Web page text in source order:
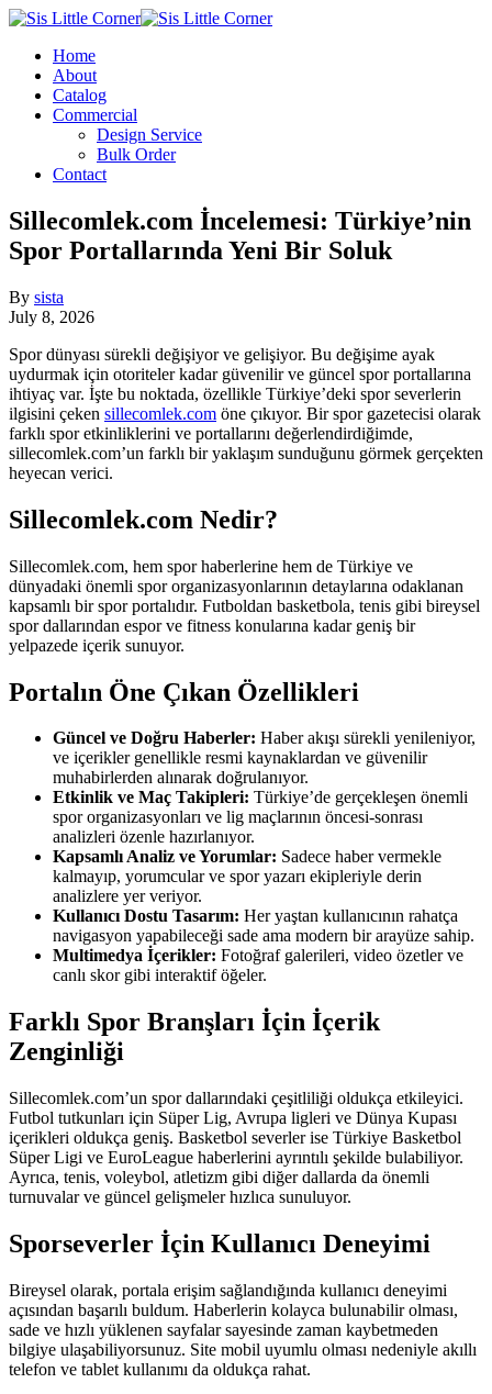
Home
About
Catalog
Commercial
Design Service
Bulk Order
Contact
Sillecomlek.com İncelemesi: Türkiye’nin
Spor Portallarında Yeni Bir Soluk
By sista
July 8, 2026
Spor dünyası sürekli değişiyor ve gelişiyor. Bu değişime ayak
uydurmak için otoriteler kadar güvenilir ve güncel spor portallarına
ihtiyaç var. İşte bu noktada, özellikle Türkiye’deki spor severlerin
ilgisini çeken sillecomlek.com öne çıkıyor. Bir spor gazetecisi olarak
farklı spor etkinliklerini ve portallarını değerlendirdiğimde,
sillecomlek.com’un farklı bir yaklaşım sunduğunu görmek gerçekten
heyecan verici.
Sillecomlek.com Nedir?
Sillecomlek.com, hem spor haberlerine hem de Türkiye ve
dünyadaki önemli spor organizasyonlarının detaylarına odaklanan
kapsamlı bir spor portalıdır. Futboldan basketbola, tenis gibi bireysel
spor dallarından espor ve fitness konularına kadar geniş bir
yelpazede içerik sunuyor.
Portalın Öne Çıkan Özellikleri
Güncel ve Doğru Haberler: Haber akışı sürekli yenileniyor,
ve içerikler genellikle resmi kaynaklardan ve güvenilir
muhabirlerden alınarak doğrulanıyor.
Etkinlik ve Maç Takipleri: Türkiye’de gerçekleşen önemli
spor organizasyonları ve lig maçlarının öncesi-sonrası
analizleri özenle hazırlanıyor.
Kapsamlı Analiz ve Yorumlar: Sadece haber vermekle
kalmayıp, yorumcular ve spor yazarı ekipleriyle derin
analizlere yer veriyor.
Kullanıcı Dostu Tasarım: Her yaştan kullanıcının rahatça
navigasyon yapabileceği sade ama modern bir arayüze sahip.
Multimedya İçerikler: Fotoğraf galerileri, video özetler ve
canlı skor gibi interaktif öğeler.
Farklı Spor Branşları İçin İçerik
Zenginliği
Sillecomlek.com’un spor dallarındaki çeşitliliği oldukça etkileyici.
Futbol tutkunları için Süper Lig, Avrupa ligleri ve Dünya Kupası
içerikleri oldukça geniş. Basketbol severler ise Türkiye Basketbol
Süper Ligi ve EuroLeague haberlerini ayrıntılı şekilde bulabiliyor.
Ayrıca, tenis, voleybol, atletizm gibi diğer dallarda da önemli
turnuvalar ve güncel gelişmeler hızlıca sunuluyor.
Sporseverler İçin Kullanıcı Deneyimi
Bireysel olarak, portala erişim sağlandığında kullanıcı deneyimi
açısından başarılı buldum. Haberlerin kolayca bulunabilir olması,
sade ve hızlı yüklenen sayfalar sayesinde zaman kaybetmeden
bilgiye ulaşabiliyorsunuz. Site mobil uyumlu olması nedeniyle akıllı
telefon ve tablet kullanımı da oldukça rahat.